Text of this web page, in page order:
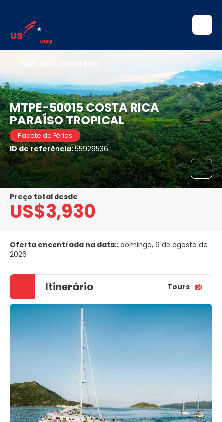
MTPE-50015 COSTA RICA
PARAÍSO TROPICAL
Pacote de Férias
ID de referência:55929536
Preço total desde
US$3,930
Oferta encontrada na data::domingo, 9 de agosto de
2026
Itinerário Tours